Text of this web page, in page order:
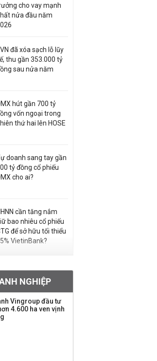
cho vay mạnh
nửa đầu năm
đã xóa sạch lỗ lũy
thu gần 353.000 tỷ
sau nửa năm
hút gần 700 tỷ
vốn ngoại trong
thứ hai lên HOSE
doanh sang tay gần
tỷ đồng cổ phiếu
cho ai?
cần tăng nắm
bao nhiêu cổ phiếu
để sở hữu tối thiểu
VietinBank?
62.000 tỷ đồng tiền
ngang ngửa MWG
Lê Thị Thu Thủy gửi
NGHIỆP
Vingroup đầu tư
4.600 ha ven vịnh